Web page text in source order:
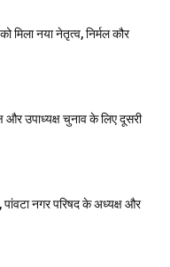
मिला नया नेतृत्व, निर्मल कौर
और उपाध्यक्ष चुनाव के लिए दूसरी
नगर परिषद के अध्यक्ष और